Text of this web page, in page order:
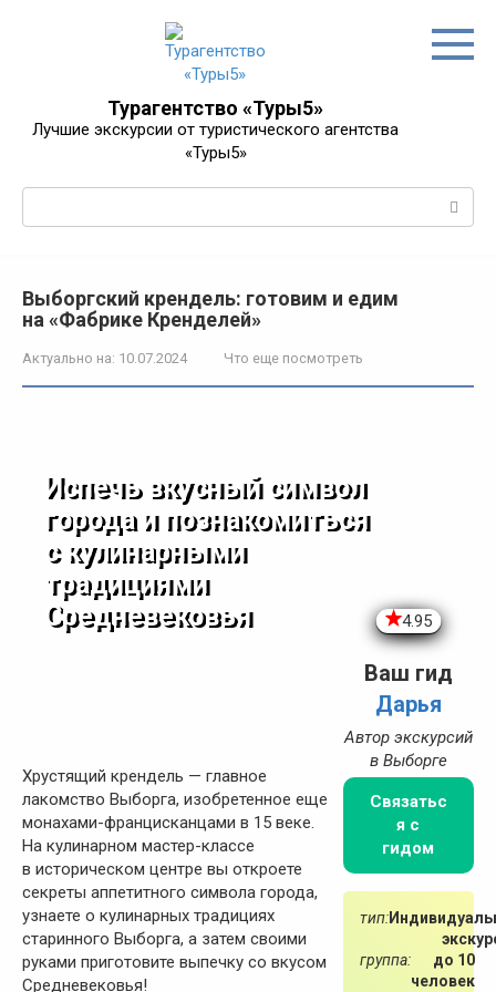
Турагентство «Туры5»
Лучшие экскурсии от туристического агентства
«Туры5»
Выборгский крендель: готовим и едим
на «Фабрике Кренделей»
Актуально на: 10.07.2024 Что еще посмотреть
Испечь вкусный символ
города и познакомиться
с кулинарными
традициями
Средневековья
4.95
Ваш гид
Дарья
Автор экскурсий
в Выборге
Связатьс
я с
гидом
тип:
группа:
до 10
человек
Хрустящий крендель — главное
лакомство Выборга, изобретенное еще
монахами-францисканцами в 15 веке.
На кулинарном мастер-классе
в историческом центре вы откроете
секреты аппетитного символа города,
узнаете о кулинарных традициях
старинного Выборга, а затем своими
руками приготовите выпечку со вкусом
Средневековья!